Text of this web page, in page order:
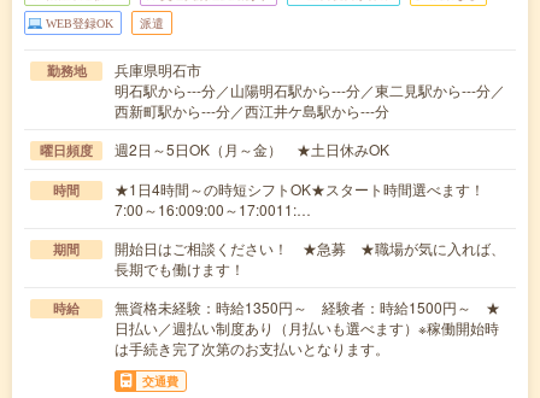
WEB登録OK 派遣
勤務地
兵庫県明石市
明石駅から---分／山陽明石駅から---分／東二見駅から---分／
西新町駅から---分／西江井ケ島駅から---分
曜日頻度 週2日～5日OK（月～金） ★土日休みOK
時間
★1日4時間～の時短シフトOK★スタート時間選べます！
7:00～16:009:00～17:0011:…
期間
開始日はご相談ください！ ★急募 ★職場が気に入れば、
長期でも働けます！
時給
無資格未経験：時給1350円～ 経験者：時給1500円～ ★
日払い／週払い制度あり（月払いも選べます）※稼働開始時
は手続き完了次第のお支払いとなります。
交通費